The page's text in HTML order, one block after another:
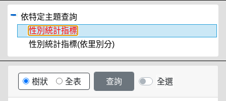
依特定主題查詢
性別統計指標
性別統計指標(依里別分)
樹狀 全表 全選